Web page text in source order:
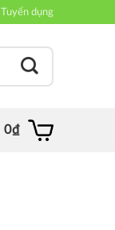
Tuyển dụng
0₫